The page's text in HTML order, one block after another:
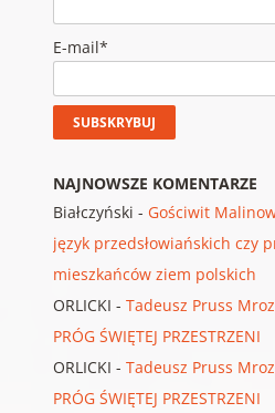
E-mail*
NAJNOWSZE KOMENTARZE
Białczyński - Gościwit
język przedsłowiańskich czy
mieszkańców ziem polskich
ORLICKI - Tadeusz Pruss
PRÓG ŚWIĘTEJ PRZESTRZENI
ORLICKI - Tadeusz Pruss
PRÓG ŚWIĘTEJ PRZESTRZENI